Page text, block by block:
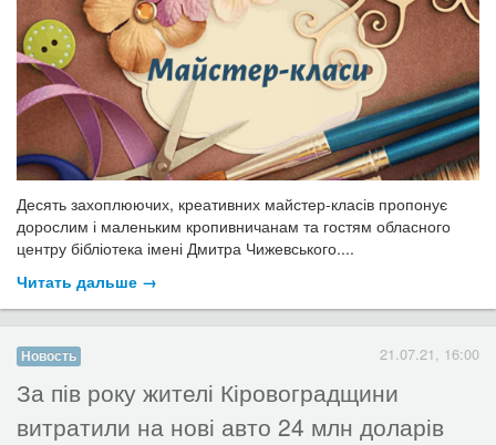
Десять захоплюючих, креативних майстер-класів пропонує
дорослим і маленьким кропивничанам та гостям обласного
центру бібліотека імені Дмитра Чижевського....
Читать дальше →
Новость 21.07.21, 16:00
​За пів року жителі Кіровоградщини
витратили на нові авто 24 млн доларів